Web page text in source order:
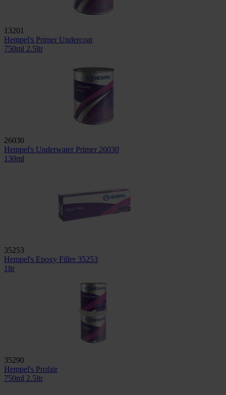
13201
Hempel's Primer Undercoat
750ml 2.5ltr
26030
Hempel's Underwater Primer 26030
130ml
35253
Hempel's Epoxy Filler 35253
1ltr
35290
Hempel's Profair
750ml 2.5ltr